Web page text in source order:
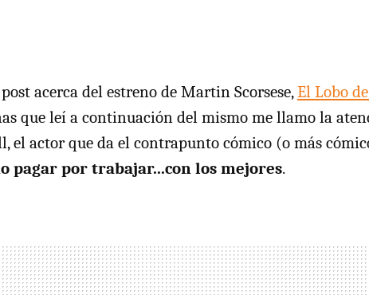
acerca del estreno de Martin Scorsese,El Lobo
que leí a continuación del mismo me llamo la
el actor que da el contrapunto cómico (o más
pagar por trabajar...con los mejores.